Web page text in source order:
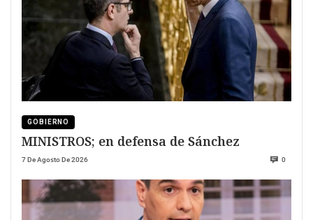
GOBIERNO
MINISTROS; en defensa de Sánchez
7 De Agosto De 2026 0